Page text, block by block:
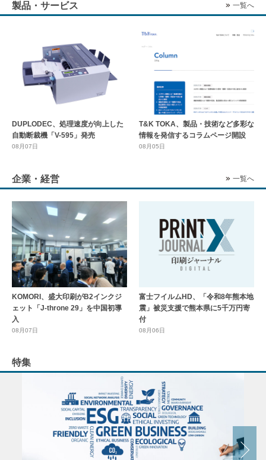
製品・サービス 一覧へ
DUPLODEC、処理速度が向上した
自動断裁機「V-595」発売
08月07日
T&K TOKA、製品・技術など多彩な
情報を発信するコラムページ開設
08月05日
企業・経営 一覧へ
KOMORI、盛大印刷がB2インクジ
ェット「J-throne 29」を中国初導
入
08月07日
富士フイルムHD、「令和8年熊本地
震」被災支援で熊本県に5千万円寄
付
08月06日
特集